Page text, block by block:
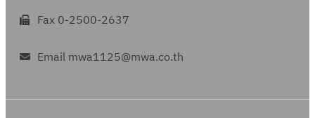
Fax 0-2500-2637
Email mwa1125@mwa.co.th